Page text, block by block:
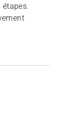
étapes.